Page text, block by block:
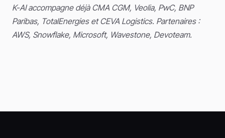
K-AI accompagne déjà CMA CGM, Veolia, PwC, BNP
Paribas, TotalEnergies et CEVA Logistics. Partenaires :
AWS, Snowflake, Microsoft, Wavestone, Devoteam.